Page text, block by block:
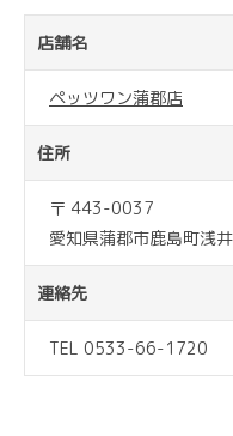
店舗名
ペッツワン蒲郡店
住所
〒 443-0037
愛知県蒲郡市鹿島町浅
連絡先
TEL 0533-66-1720